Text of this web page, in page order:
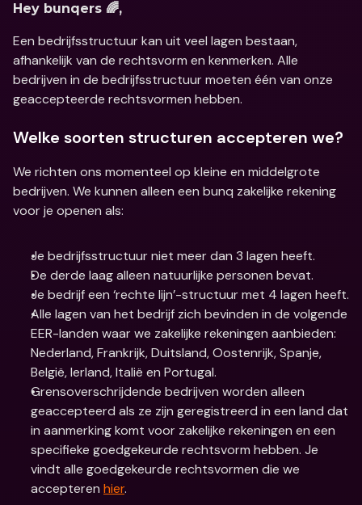
Hey bunqers 🌈,
Een bedrijfsstructuur kan uit veel lagen bestaan,
afhankelijk van de rechtsvorm en kenmerken. Alle
bedrijven in de bedrijfsstructuur moeten één van onze
geaccepteerde rechtsvormen hebben.
Welke soorten structuren accepteren we?
We richten ons momenteel op kleine en middelgrote
bedrijven. We kunnen alleen een bunq zakelijke rekening
voor je openen als:
Je bedrijfsstructuur niet meer dan 3 lagen heeft.
De derde laag alleen natuurlijke personen bevat.
Je bedrijf een ‘rechte lijn’-structuur met 4 lagen heeft.
Alle lagen van het bedrijf zich bevinden in de volgende
EER-landen waar we zakelijke rekeningen aanbieden:
Nederland, Frankrijk, Duitsland, Oostenrijk, Spanje,
België, Ierland, Italië en Portugal.
Grensoverschrijdende bedrijven worden alleen
geaccepteerd als ze zijn geregistreerd in een land dat
in aanmerking komt voor zakelijke rekeningen en een
specifieke goedgekeurde rechtsvorm hebben. Je
vindt alle goedgekeurde rechtsvormen die we
accepteren hier.